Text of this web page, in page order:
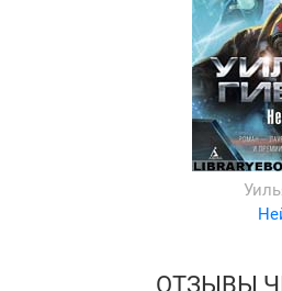
ОТЗЫВЫ